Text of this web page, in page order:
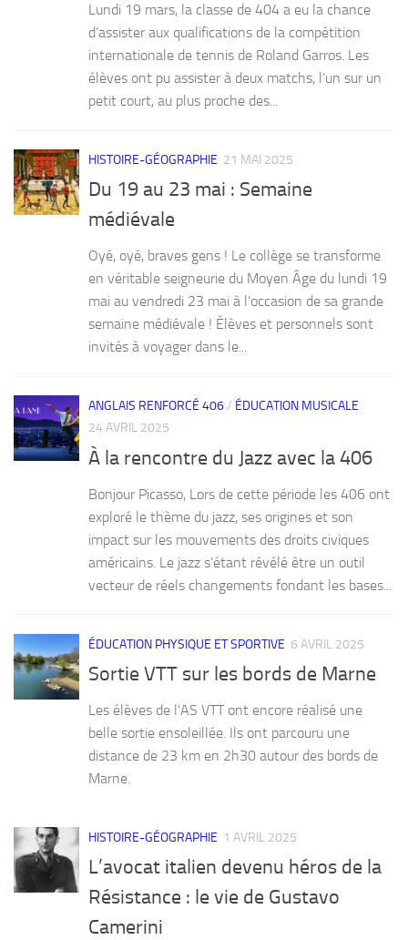
Lundi 19 mars, la classe de 404 a eu la chance
d’assister aux qualifications de la compétition
internationale de tennis de Roland Garros. Les
élèves ont pu assister à deux matchs, l’un sur un
petit court, au plus proche des...
HISTOIRE-GÉOGRAPHIE 21 MAI 2025
Du 19 au 23 mai : Semaine
médiévale
Oyé, oyé, braves gens ! Le collège se transforme
en véritable seigneurie du Moyen Âge du lundi 19
mai au vendredi 23 mai à l’occasion de sa grande
semaine médiévale ! Élèves et personnels sont
invités à voyager dans le...
ANGLAIS RENFORCÉ 406/ ÉDUCATION MUSICALE
24 AVRIL 2025
À la rencontre du Jazz avec la 406
Bonjour Picasso, Lors de cette période les 406 ont
exploré le thème du jazz, ses origines et son
impact sur les mouvements des droits civiques
américains. Le jazz s’étant révélé être un outil
vecteur de réels changements fondant les bases...
ÉDUCATION PHYSIQUE ET SPORTIVE 6 AVRIL 2025
Sortie VTT sur les bords de Marne
Les élèves de l’AS VTT ont encore réalisé une
belle sortie ensoleillée. Ils ont parcouru une
distance de 23 km en 2h30 autour des bords de
Marne.
HISTOIRE-GÉOGRAPHIE 1 AVRIL 2025
L’avocat italien devenu héros de la
Résistance : le vie de Gustavo
Camerini